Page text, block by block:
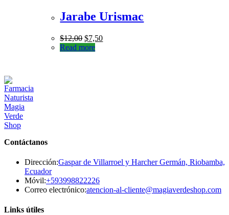
Jarabe Urismac
$12,00 $7,50
Read more
Contáctanos
Dirección:Gaspar de Villarroel y Harcher Germán, Riobamba,
Ecuador
Móvil:+593998822226Se
abre
Correo electrónico:atencion-al-cliente@magiaverdeshop.comSe
Links útiles